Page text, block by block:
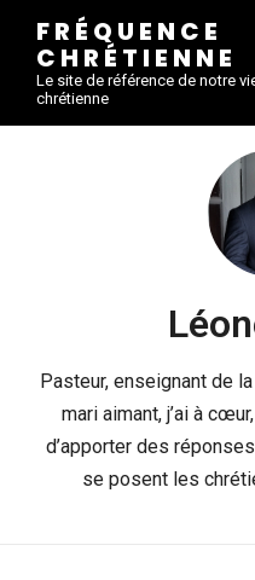
FRÉQUENCE
CHRÉTIENNE
Le site de référence de notre
chrétienne
Pasteur, enseignant de
mari aimant, j’ai à
d’apporter des
se posent les